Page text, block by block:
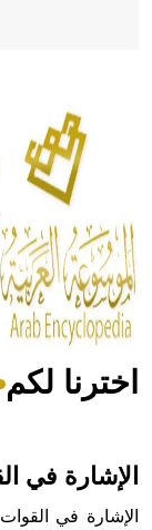
الحكم،
له الفضل
- هل تعلم أن
من مادة
أجود أنواعه،
هل تعلم أن
اخترنا لكم
الإشارة في